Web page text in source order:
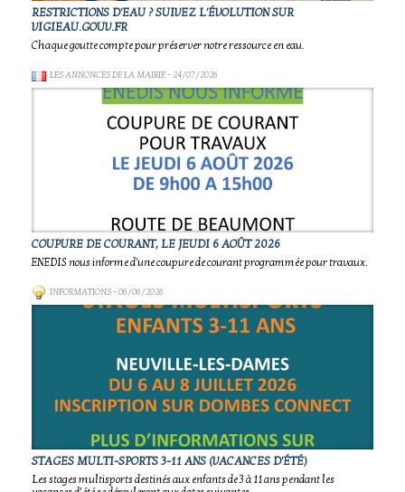
RESTRICTIONS D'EAU ? SUIVEZ L'ÉVOLUTION SUR
VIGIEAU.GOUV.FR
Chaque goutte compte pour préserver notre ressource en eau.
LES ANNONCES DE LA MAIRIE- 24/07/2026
COUPURE DE COURANT, LE JEUDI 6 AOÛT 2026
ENEDIS nous informe d'une coupure de courant programmée pour travaux.
INFORMATIONS- 06/06/2026
STAGES MULTI-SPORTS 3-11 ANS (VACANCES D'ÉTÉ)
Les stages multisports destinés aux enfants de 3 à 11 ans pendant les